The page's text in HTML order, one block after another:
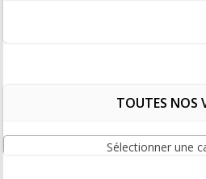
TOUTES NOS
Sélectionner une